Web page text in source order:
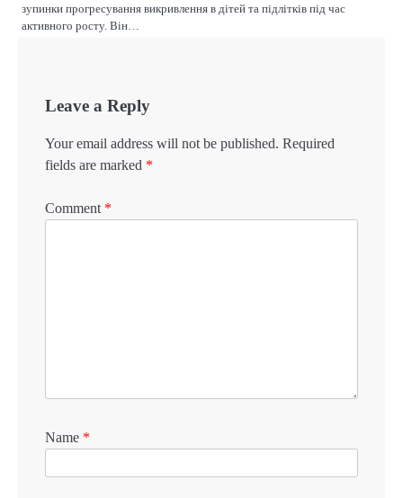
зупинки прогресування викривлення в дітей та підлітків під час
активного росту. Він…
Leave a Reply
Your email address will not be published. Required
fields are marked *
Comment *
Name *